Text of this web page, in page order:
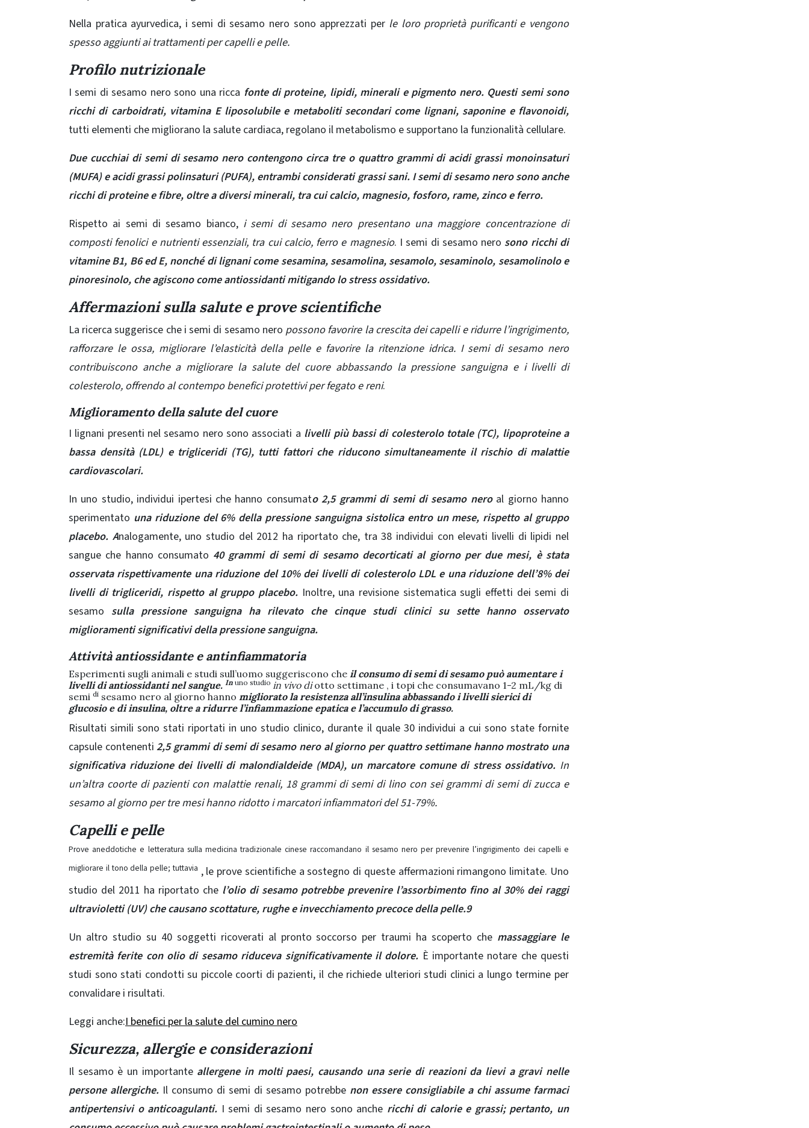
Nella pratica ayurvedica, i semi di sesamo nero sono apprezzati perle loro proprietà purificanti e vengono
spesso aggiunti ai trattamenti per capelli e pelle.
Profilo nutrizionale
I semi di sesamo nero sono una ricca fonte di proteine, lipidi, minerali e pigmento nero. Questi semi sono
ricchi di carboidrati, vitamina E liposolubile e metaboliti secondari come lignani, saponine e flavonoidi,
tutti elementi che migliorano la salute cardiaca, regolano il metabolismo e supportano la funzionalità cellulare.
Due cucchiai di semi di sesamo nero contengono circa tre o quattro grammi di acidi grassi monoinsaturi
(MUFA) e acidi grassi polinsaturi (PUFA), entrambi considerati grassi sani. I semi di sesamo nero sono anche
ricchi di proteine ​​e fibre, oltre a diversi minerali, tra cui calcio, magnesio, fosforo, rame, zinco e ferro.
Rispetto ai semi di sesamo bianco, i semi di sesamo nero presentano una maggiore concentrazione di
composti fenolici e nutrienti essenziali, tra cui calcio, ferro e magnesio. I semi di sesamo nero sono ricchi di
vitamine B1, B6 ed E, nonché di lignani come sesamina, sesamolina, sesamolo, sesaminolo, sesamolinolo e
pinoresinolo, che agiscono come antiossidanti mitigando lo stress ossidativo.
Affermazioni sulla salute e prove scientifiche
La ricerca suggerisce che i semi di sesamo nero possono favorire la crescita dei capelli e ridurre l’ingrigimento,
rafforzare le ossa, migliorare l’elasticità della pelle e favorire la ritenzione idrica. I semi di sesamo nero
contribuiscono anche a migliorare la salute del cuore abbassando la pressione sanguigna e i livelli di
colesterolo, offrendo al contempo benefici protettivi per fegato e reni.
Miglioramento della salute del cuore
I lignani presenti nel sesamo nero sono associati a livelli più bassi di colesterolo totale (TC), lipoproteine ​​a
bassa densità (LDL) e trigliceridi (TG), tutti fattori che riducono simultaneamente il rischio di malattie
cardiovascolari.
In uno studio, individui ipertesi che hanno consumato 2,5 grammi di semi di sesamo neroal giorno hanno
sperimentato una riduzione del 6% della pressione sanguigna sistolica entro un mese, rispetto al gruppo
placebo. Analogamente, uno studio del 2012 ha riportato che, tra 38 individui con elevati livelli di lipidi nel
sangue che hanno consumato 40 grammi di semi di sesamo decorticati al giorno per due mesi, è stata
osservata rispettivamente una riduzione del 10% dei livelli di colesterolo LDL e una riduzione dell’8% dei
livelli di trigliceridi, rispetto al gruppo placebo. Inoltre, una revisione sistematica sugli effetti dei semi di
sesamo sulla pressione sanguigna ha rilevato che cinque studi clinici su sette hanno osservato
miglioramenti significativi della pressione sanguigna.
Attività antiossidante e antinfiammatoria
Esperimenti sugli animali e studi sull’uomo suggeriscono che il consumo di semi di sesamo può aumentare i
livelli di antiossidanti nel sangue. In uno studio in vivo diotto settimane , i topi che consumavano 1-2 mL/kg di
semi di sesamo nero al giorno hanno migliorato la resistenza all’insulina abbassando i livelli sierici di
glucosio e di insulina, oltre a ridurre l’infiammazione epatica e l’accumulo di grasso.
Risultati simili sono stati riportati in uno studio clinico, durante il quale 30 individui a cui sono state fornite
capsule contenenti2,5 grammi di semi di sesamo nero al giorno per quattro settimane hanno mostrato una
significativa riduzione dei livelli di malondialdeide (MDA), un marcatore comune di stress ossidativo. In
un’altra coorte di pazienti con malattie renali, 18 grammi di semi di lino con sei grammi di semi di zucca e
sesamo al giorno per tre mesi hanno ridotto i marcatori infiammatori del 51-79%.
Capelli e pelle
Prove aneddotiche e letteratura sulla medicina tradizionale cinese raccomandano il sesamo nero per prevenire l’ingrigimento dei capelli e
migliorare il tono della pelle; tuttavia , le prove scientifiche a sostegno di queste affermazioni rimangono limitate. Uno
studio del 2011 ha riportato che l’olio di sesamo potrebbe prevenire l’assorbimento fino al 30% dei raggi
ultravioletti (UV) che causano scottature, rughe e invecchiamento precoce della pelle.9
Un altro studio su 40 soggetti ricoverati al pronto soccorso per traumi ha scoperto che massaggiare le
estremità ferite con olio di sesamo riduceva significativamente il dolore. È importante notare che questi
studi sono stati condotti su piccole coorti di pazienti, il che richiede ulteriori studi clinici a lungo termine per
convalidare i risultati.
Leggi anche:I benefici per la salute del cumino nero
Sicurezza, allergie e considerazioni
Il sesamo è un importante allergene in molti paesi, causando una serie di reazioni da lievi a gravi nelle
persone allergiche. Il consumo di semi di sesamo potrebbe non essere consigliabile a chi assume farmaci
antipertensivi o anticoagulanti. I semi di sesamo nero sono anche ricchi di calorie e grassi; pertanto, un